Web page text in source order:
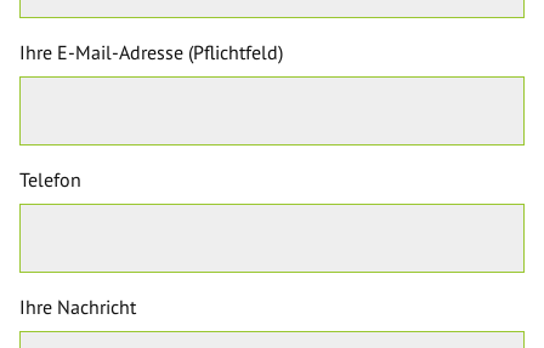
Ihre E-Mail-Adresse (Pflichtfeld)
Telefon
Ihre Nachricht